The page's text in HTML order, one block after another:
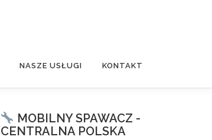
NASZE USŁUGI KONTAKT
MOBILNY SPAWACZ -
CENTRALNA POLSKA